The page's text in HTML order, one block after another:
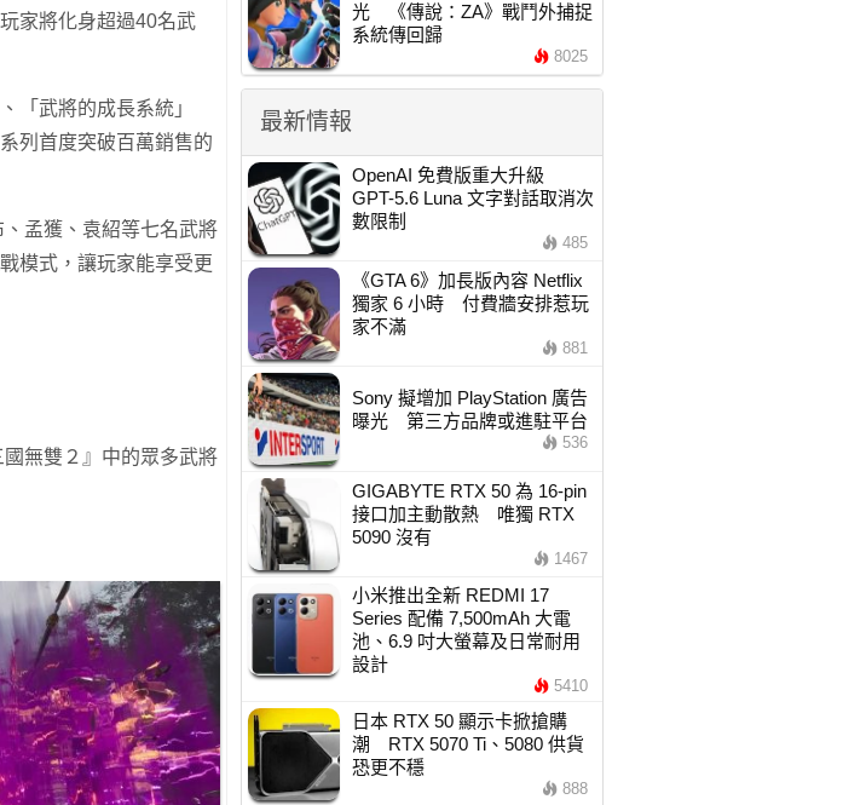
家將化身超過40名武
「武將的成長系統」
列首度突破百萬銷售的
孟獲、袁紹等七名武將
模式，讓玩家能享受更
無雙２』中的眾多武將
光 《傳說：ZA》戰鬥外捕捉
系統傳回歸
8025
最新情報
OpenAI 免費版重大升級
GPT-5.6 Luna 文字對話取消次
數限制
485
《GTA 6》加長版內容 Netflix
獨家 6 小時 付費牆安排惹玩
家不滿
881
Sony 擬增加 PlayStation 廣告
曝光 第三方品牌或進駐平台
536
GIGABYTE RTX 50 為 16-pin
接口加主動散熱 唯獨 RTX
5090 沒有
1467
小米推出全新 REDMI 17
Series 配備 7,500mAh 大電
池、6.9 吋大螢幕及日常耐用
設計
5410
日本 RTX 50 顯示卡掀搶購
潮 RTX 5070 Ti、5080 供貨
恐更不穩
888